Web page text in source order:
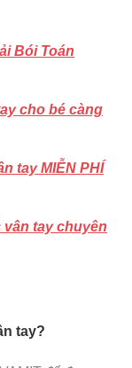
Bói Toán
cho bé càng
tay MIỄN PHÍ
tay chuyên
tay?